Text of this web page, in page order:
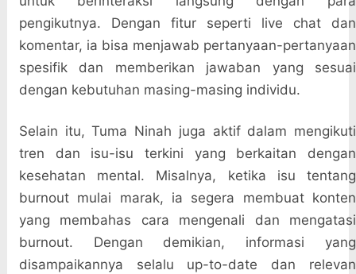
pengikutnya. Dengan fitur seperti live chat dan
komentar, ia bisa menjawab pertanyaan-pertanyaan
spesifik dan memberikan jawaban yang sesuai
dengan kebutuhan masing-masing individu.
Selain itu, Tuma Ninah juga aktif dalam mengikuti
tren dan isu-isu terkini yang berkaitan dengan
kesehatan mental. Misalnya, ketika isu tentang
burnout mulai marak, ia segera membuat konten
yang membahas cara mengenali dan mengatasi
burnout. Dengan demikian, informasi yang
disampaikannya selalu up-to-date dan relevan